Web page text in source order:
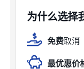
为什么选择
免费取消
最优惠价